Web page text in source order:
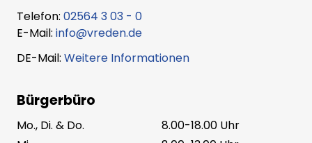
Telefon: 02564 3 03 - 0
E-Mail: info@vreden.de
DE-Mail: Weitere Informationen
Bürgerbüro
Mo., Di. & Do.
8.00-18.00 Uhr